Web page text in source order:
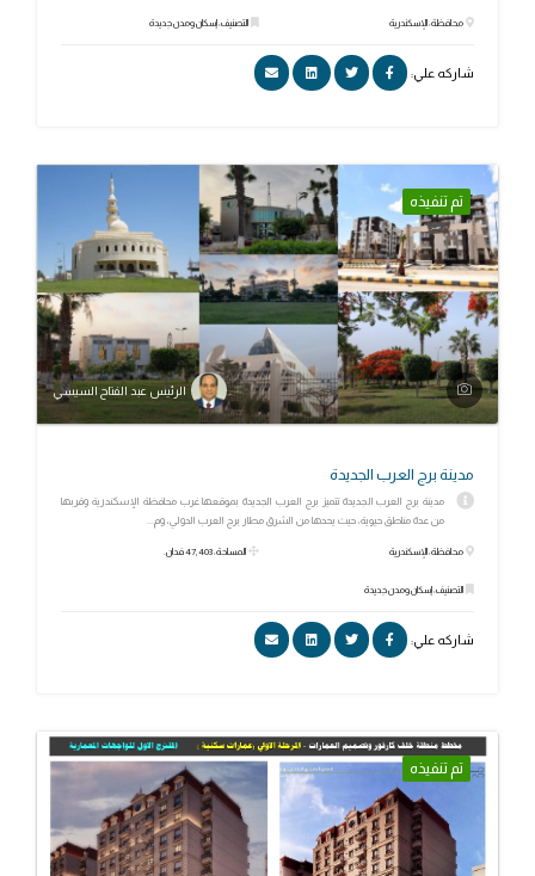
محافظة: الإسكندرية التصنيف: إسكان ومدن جديدة
شاركه علي:
تم تنفيذه
الرئيس عبد الفتاح السيسي
مدينة برج العرب الجديدة
مدينة برج العرب الجديدة تتميز برج العرب الجديدة بموقعها غرب محافظة الإسكندرية وقربها
من عدة مناطق حيوية، حيث يحدها من الشرق مطار برج العرب الدولي، وم...
محافظة: الإسكندرية
التصنيف: إسكان ومدن جديدة
المساحة: 47,403 فدان.
شاركه علي:
تم تنفيذه